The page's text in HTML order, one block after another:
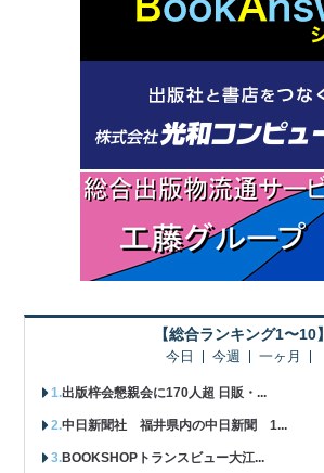
【総合ランキング1〜10】
今日 今週 一ヶ月
出版梓会懇親会に170人超 日販・...
中日新聞社 福井県内の中日新聞 1...
BOOKSHOPトランスビュー大江...